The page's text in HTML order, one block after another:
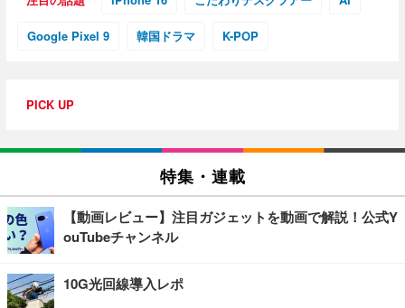
Google Pixel 9 韓国ドラマ K-POP
PICK UP
特集・連載
【動画レビュー】注目ガジェットを動画で解説！公式Y
ouTubeチャンネル
10G光回線導入レポ